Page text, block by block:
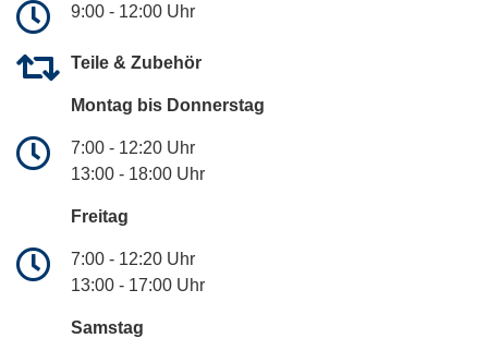
9:00 - 12:00 Uhr
Teile & Zubehör
Montag bis Donnerstag
7:00 - 12:20 Uhr
13:00 - 18:00 Uhr
Freitag
7:00 - 12:20 Uhr
13:00 - 17:00 Uhr
Samstag